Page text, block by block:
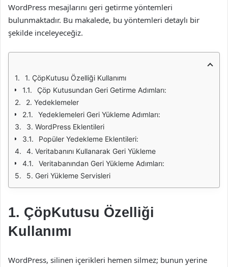
WordPress mesajlarını geri getirme yöntemleri
bulunmaktadır. Bu makalede, bu yöntemleri detaylı bir
şekilde inceleyeceğiz.
1. ÇöpKutusu Özelliği Kullanımı
Çöp Kutusundan Geri Getirme Adımları:
2. Yedeklemeler
Yedeklemeleri Geri Yükleme Adımları:
3. WordPress Eklentileri
Popüler Yedekleme Eklentileri:
4. Veritabanını Kullanarak Geri Yükleme
Veritabanından Geri Yükleme Adımları:
5. Geri Yükleme Servisleri
1. ÇöpKutusu Özelliği
Kullanımı
WordPress, silinen içerikleri hemen silmez; bunun yerine